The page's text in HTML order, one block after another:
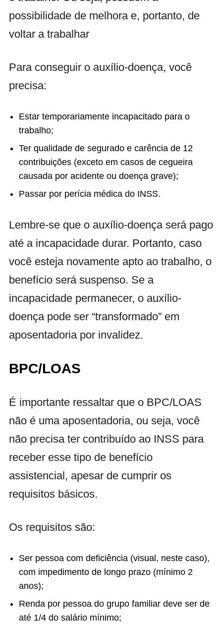
possibilidade de melhora e, portanto, de
voltar a trabalhar
Para conseguir o auxílio-doença, você
precisa:
Estar temporariamente incapacitado para o
trabalho;
Ter qualidade de segurado e carência de 12
contribuições (exceto em casos de cegueira
causada por acidente ou doença grave);
Passar por perícia médica do INSS.
Lembre-se que o auxílio-doença será pago
até a incapacidade durar. Portanto, caso
você esteja novamente apto ao trabalho, o
benefício será suspenso. Se a
incapacidade permanecer, o auxílio-
doença pode ser “transformado” em
aposentadoria por invalidez.
BPC/LOAS
É importante ressaltar que o BPC/LOAS
não é uma aposentadoria, ou seja, você
não precisa ter contribuído ao INSS para
receber esse tipo de benefício
assistencial, apesar de cumprir os
requisitos básicos.
Os requisitos são:
Ser pessoa com deficiência (visual, neste caso),
com impedimento de longo prazo (mínimo 2
anos);
Renda por pessoa do grupo familiar deve ser de
até 1/4 do salário mínimo;